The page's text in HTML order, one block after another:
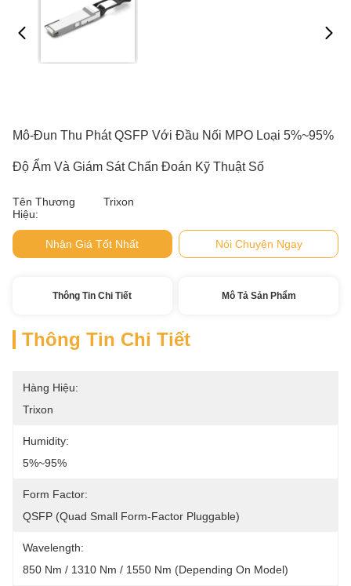
Mô-Đun Thu Phát QSFP Với Đầu Nối MPO Loại 5%~95%
Độ Ẩm Và Giám Sát Chẩn Đoán Kỹ Thuật Số
Tên Thương
Hiệu:
Trixon
Nhận Giá Tốt Nhất Nói Chuyện Ngay
Thông Tin Chi Tiết Mô Tả Sản Phẩm
Thông Tin Chi Tiết
Hàng Hiệu:
Trixon
Humidity:
5%~95%
Form Factor:
QSFP (Quad Small Form-Factor Pluggable)
Wavelength:
850 Nm / 1310 Nm / 1550 Nm (depending On Model)